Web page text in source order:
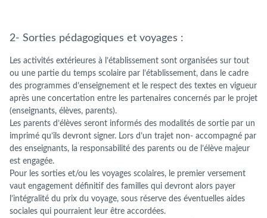
2- Sorties pédagogiques et voyages :
Les activités extérieures à l’établissement sont organisées sur tout
ou une partie du temps scolaire par l’établissement, dans le cadre
des programmes d’enseignement et le respect des textes en vigueur
après une concertation entre les partenaires concernés par le projet
(enseignants, élèves, parents).
Les parents d’élèves seront informés des modalités de sortie par un
imprimé qu’ils devront signer. Lors d’un trajet non- accompagné par
des enseignants, la responsabilité des parents ou de l’élève majeur
est engagée.
Pour les sorties et/ou les voyages scolaires, le premier versement
vaut engagement définitif des familles qui devront alors payer
l’intégralité du prix du voyage, sous réserve des éventuelles aides
sociales qui pourraient leur être accordées.